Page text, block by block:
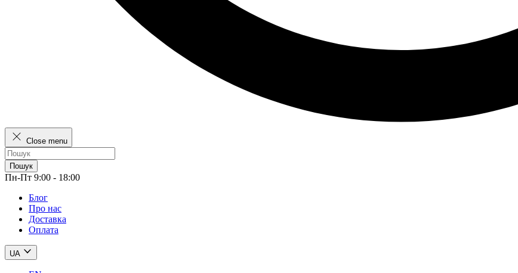
Close menu
Пошук
Пн-Пт 9:00 - 18:00
Блог
Про нас
Доставка
Оплата
UA